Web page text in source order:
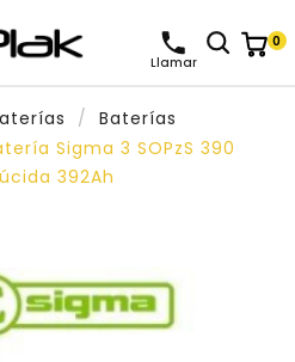
Llamar
0
Baterías
Sigma 3 SOPzS 390
392Ah